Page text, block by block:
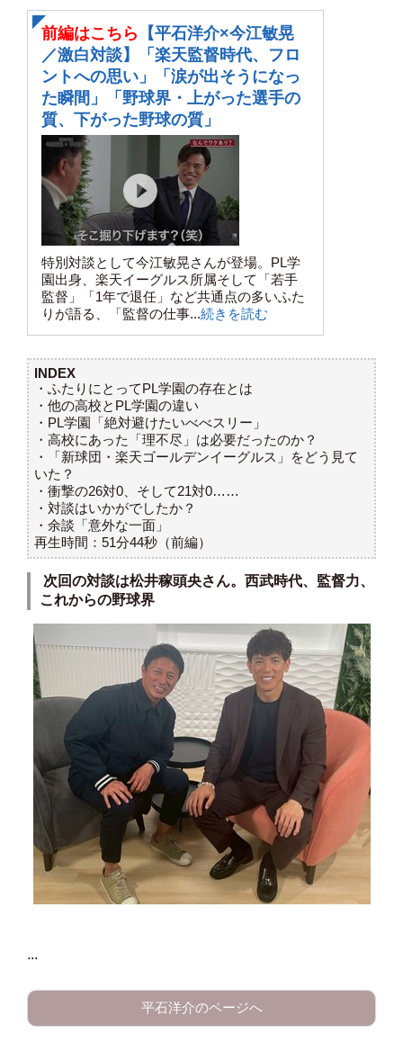
前編はこちら 【平石洋介×今江敏晃
／激白対談】「楽天監督時代、フロ
ントへの思い」「涙が出そうになっ
た瞬間」「野球界・上がった選手の
質、下がった野球の質」
特別対談として今江敏晃さんが登場。PL学
園出身、楽天イーグルス所属そして「若手
監督」「1年で退任」など共通点の多いふた
りが語る、「監督の仕事...続きを読む
INDEX
・ふたりにとってPL学園の存在とは
・他の高校とPL学園の違い
・PL学園「絶対避けたいべべスリー」
・高校にあった「理不尽」は必要だったのか？
・「新球団・楽天ゴールデンイーグルス」をどう見て
いた？
・衝撃の26対0、そして21対0……
・対談はいかがでしたか？
・余談「意外な一面」
再生時間：51分44秒（前編）
次回の対談は松井稼頭央さん。西武時代、監督力、
これからの野球界
...
平石洋介のページへ